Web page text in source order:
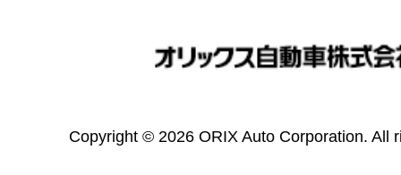
Copyright © 2026 ORIX Auto Corporation. All